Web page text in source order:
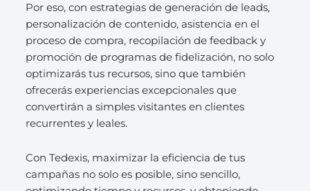
Por eso, con estrategias de generación de leads,
personalización de contenido, asistencia en el
proceso de compra, recopilación de feedback y
promoción de programas de fidelización, no solo
optimizarás tus recursos, sino que también
ofrecerás experiencias excepcionales que
convertirán a simples visitantes en clientes
recurrentes y leales.
Con Tedexis, maximizar la eficiencia de tus
campañas no solo es posible, sino sencillo,